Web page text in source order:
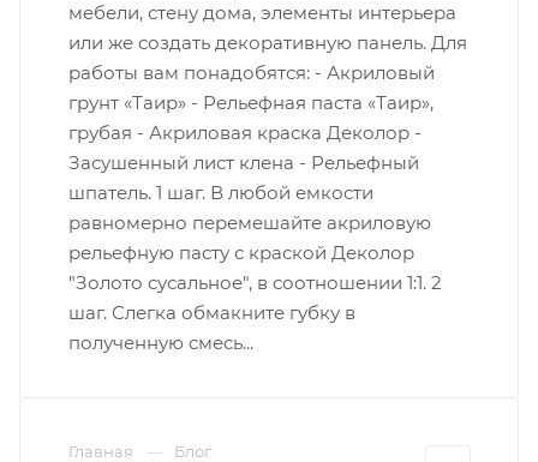
мебели, стену дома, элементы интерьера
или же создать декоративную панель. Для
работы вам понадобятся: - Акриловый
грунт «Таир» - Рельефная паста «Таир»,
грубая - Акриловая краска Деколор -
Засушенный лист клена - Рельефный
шпатель. 1 шаг. В любой емкости
равномерно перемешайте акриловую
рельефную пасту с краской Деколор
"Золото сусальное", в соотношении 1:1. 2
шаг. Слегка обмакните губку в
полученную смесь...
Главная Блог